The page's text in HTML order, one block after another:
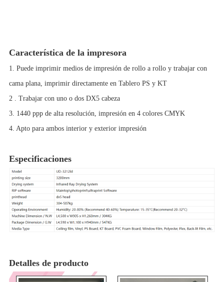
Característica de la impresora
1. Puede imprimir medios de impresión de rollo a rollo y trabajar con
cama plana, imprimir directamente en Tablero PS y KT
2 . Trabajar con uno o dos DX5 cabeza
3. 1440 ppp de alta resolución, impresión en 4 colores CMYK
4. Apto para ambos interior y exterior impresión
Especificaciones
Detalles de producto